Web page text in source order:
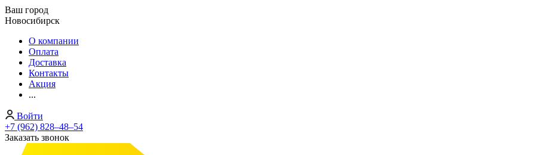
Ваш город
Новосибирск
О компании
Оплата
Доставка
Контакты
Акция
...
Войти
+7 (962) 828‒48‒54
Заказать звонок